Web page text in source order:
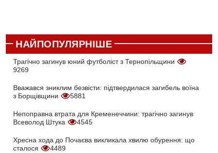
НАЙПОПУЛЯРНІШЕ
Трагічно загинув юний футболіст з Тернопільщини
9269
Вважався зниклим безвісти: підтвердилася загибель воїна
з Борщівщини
5881
Непоправна втрата для Кременеччини: трагічно загинув
Всеволод Штука
4545
Хресна хода до Почаєва викликала хвилю обурення: що
сталося
4489